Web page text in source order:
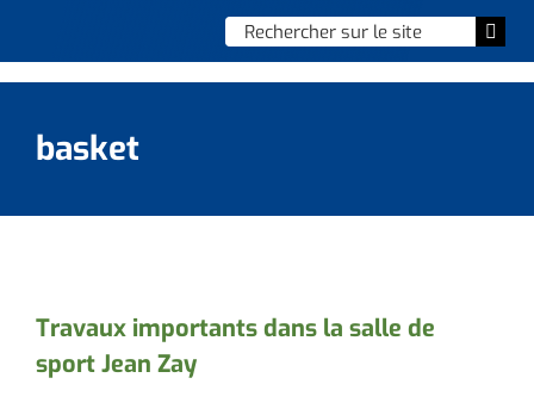
Chercher
:
Vie municipale
Culture et loisirs
basket
Travaux importants dans la salle de
sport Jean Zay